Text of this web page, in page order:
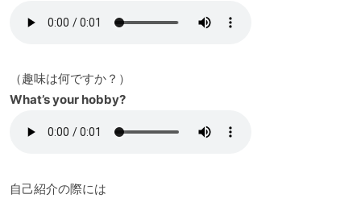
（趣味は何ですか？）
What’s your hobby?
自己紹介の際には